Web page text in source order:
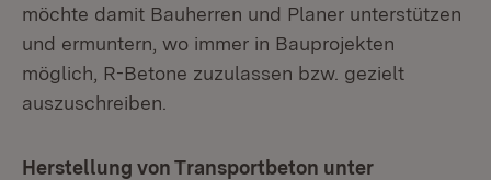
möchte damit Bauherren und Planer unterstützen
und ermuntern, wo immer in Bauprojekten
möglich, R-Betone zuzulassen bzw. gezielt
auszuschreiben.
Herstellung von Transportbeton unter